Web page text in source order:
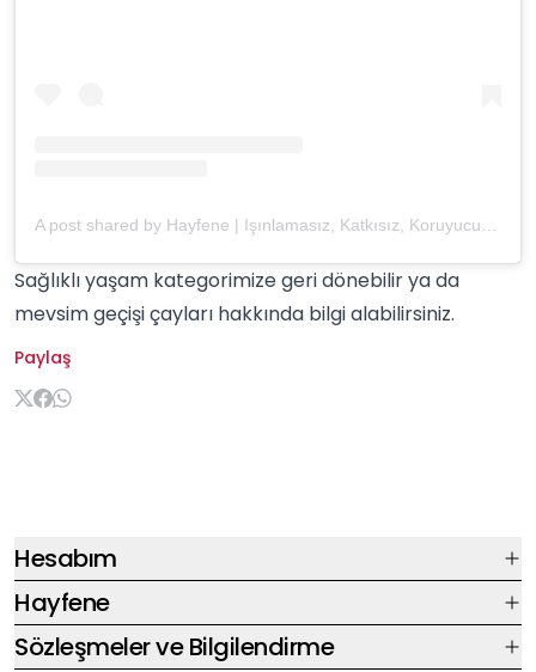
Sağlıklı yaşam kategorimize geri dönebilir ya da
mevsim geçişi çayları hakkında bilgi alabilirsiniz.
Paylaş
Hesabım
Hayfene
Sözleşmeler ve Bilgilendirme